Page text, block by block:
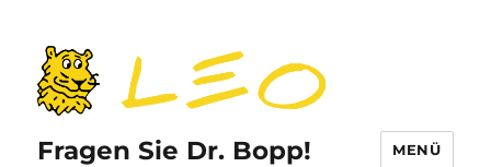
Fragen Sie Dr. Bopp! MENÜ